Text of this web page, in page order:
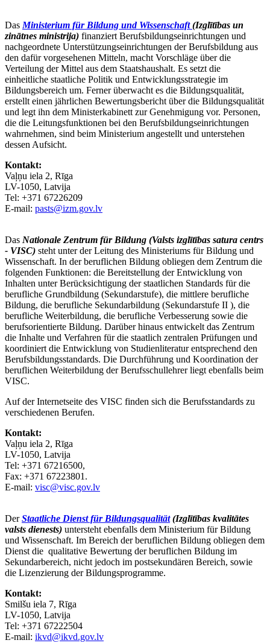
Das Ministerium für Bildung und Wissenschaft(Izglītības un
zinātnes ministrija) finanziert Berufsbildungseinrichtungen und
nachgeordnete Unterstützungseinrichtungen der Berufsbildung aus
den dafür vorgesehenen Mitteln, macht Vorschläge über die
Verteilung der Mittel aus dem Staatshaushalt. Es setzt die
einheitliche staatliche Politik und Entwicklungsstrategie im
Bildungsbereich um. Ferner überwacht es die Bildungsqualität,
erstellt einen jährlichen Bewertungsbericht über die Bildungsqualität
und legt ihn dem Ministerkabinett zur Genehmigung vor. Personen,
die die Leitungsfunktionen bei den Berufsbildungseinrichtungen
wahrnehmen, sind beim Ministerium angestellt und unterstehen
dessen Aufsicht.
Kontakt:
Vaļņu iela 2, Rīga
LV-1050, Latvija
Tel: +371 67226209
E-mail: pasts@izm.gov.lv
Das Nationale Zentrum für Bildung (Valsts izglītības satura centrs
- VISC) steht unter der Leitung des Ministeriums für Bildung und
Wissenschaft. In der beruflichen Bildung obliegen dem Zentrum die
folgenden Funktionen: die Bereitstellung der Entwicklung von
Inhalten unter Berücksichtigung der staatlichen Standards für die
berufliche Grundbildung (Sekundarstufe), die mittlere berufliche
Bildung, die berufliche Sekundarbildung (Sekundarstufe II ), die
berufliche Weiterbildung, die berufliche Verbesserung sowie die
berufsorientierte Bildung. Darüber hinaus entwickelt das Zentrum
die Inhalte und Verfahren für die staatlich zentralen Prüfungen und
koordiniert die Entwicklung von Studienliteratur entsprechend den
Berufsbildungsstandards. Die Durchführung und Koordination der
beruflichen Weiterbildung der Berufsschullehrer liegt ebenfalls beim
VISC.
Auf der Internetseite des VISC finden sich die Berufsstandards zu
verschiedenen Berufen.
Kontakt:
Vaļņu iela 2, Rīga
LV-1050, Latvija
Tel: +371 67216500,
Fax: +371 67223801.
E-mail: visc@visc.gov.lv
DerStaatliche Dienst für Bildungsqualität(Izglītības kvalitātes
valsts dienests) untersteht ebenfalls dem Ministerium für Bildung
und Wissenschaft. Im Bereich der beruflichen Bildung obliegen dem
Dienst die qualitative Bewertung der beruflichen Bildung im
Sekundarbereich, nicht jedoch im postsekundären Bereich, sowie
die Lizenzierung der Bildungsprogramme.
Kontakt:
Smilšu iela 7, Rīga
LV-1050, Latvija
Tel: +371 67222504
E-mail: ikvd@ikvd.gov.lv